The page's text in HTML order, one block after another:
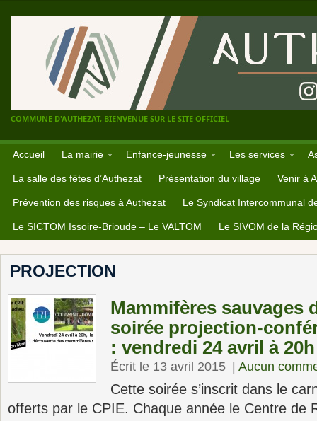
COMMUNE D'AUTHEZAT, BIENVENUE SUR LE SITE OFFICIEL
Accueil La mairie Enfance-jeunesse Les services
La salle des fêtes d’Authezat Présentation du village Venir à
Prévention des risques à Authezat Le Syndicat Intercommunal
Le SICTOM Issoire-Brioude – Le VALTOM Le SIVOM de la
PROJECTION
Mammifères sauvages
soirée projection-
: vendredi 24 avril à 20h
Écrit le 13 avril 2015 Aucun
Cette soirée s’inscrit dans le
offerts par le CPIE. Chaque année le Centre de